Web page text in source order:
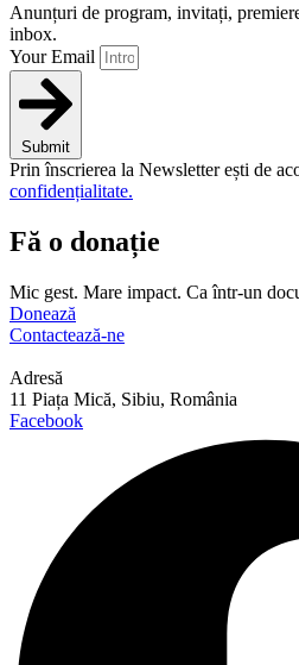
Anunțuri de program, invitați,
inbox.
Your Email
Submit
Prin înscrierea la Newsletter ești de
confidențialitate.
Fă o donație
Mic gest. Mare impact. Ca într-un
Donează
Contactează-ne
Adresă
11 Piața Mică, Sibiu, România
Facebook